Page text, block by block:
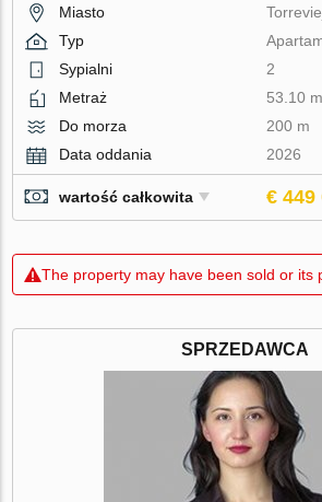
Miasto
Typ
Sypialni
2
Metraż
53.10
Do morza
200 m
Data oddania
2026
wartość całkowita € 449
The property may have been sold or its
SPRZEDAWCA